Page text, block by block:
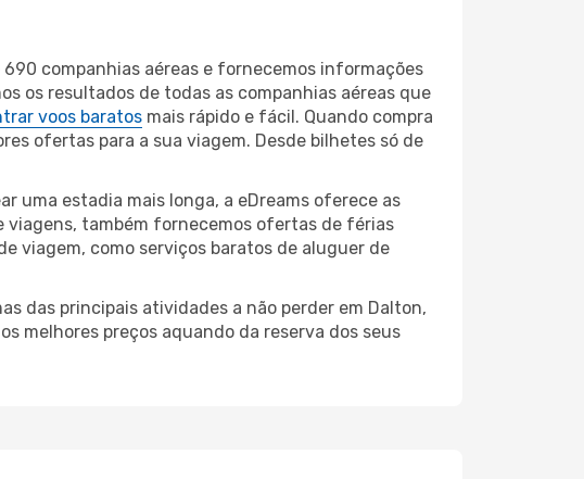
companhias aéreas e fornecemos informações
os resultados de todas as companhias aéreas que
voos baratos mais rápido e fácil. Quando compra
ofertas para a sua viagem. Desde bilhetes só de
uma estadia mais longa, a eDreams oferece as
viagens, também fornecemos ofertas de férias
viagem, como serviços baratos de aluguer de
das principais atividades a não perder em Dalton,
melhores preços aquando da reserva dos seus